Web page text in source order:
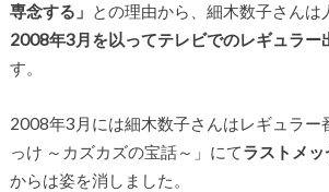
専念する」 との理由から、細木数子さんは
2008年3月を以ってテレビでのレギュラー
す。
2008年3月には細木数子さんはレギュラー
っけ ～カズカズの宝話～」にてラストメ
からは姿を消しました。